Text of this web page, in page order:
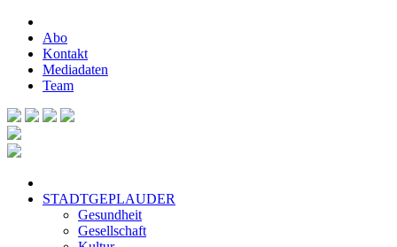
Abo
Kontakt
Mediadaten
Team
STADTGEPLAUDER
Gesundheit
Gesellschaft